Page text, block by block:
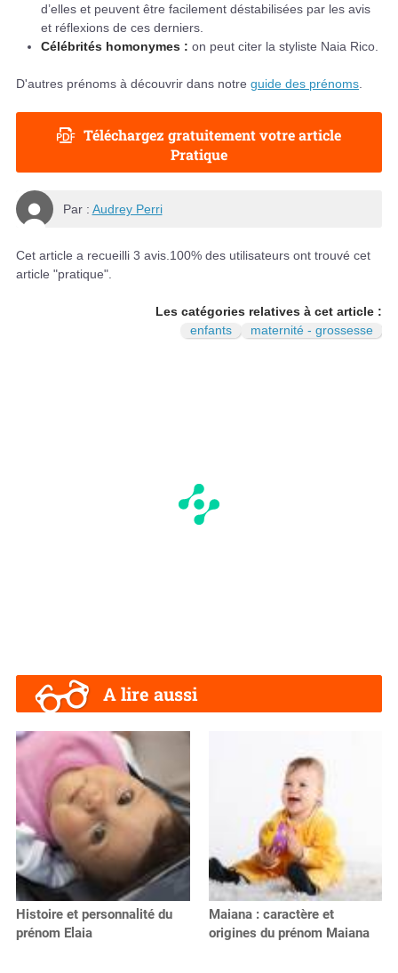
d’elles et peuvent être facilement déstabilisées par les avis
et réflexions de ces derniers.
Célébrités homonymes : on peut citer la styliste Naia Rico.
D'autres prénoms à découvrir dans notre guide des prénoms
Téléchargez gratuitement votre article
Pratique
Par : Audrey Perri
Cet article a recueilli 3 avis. 100% des utilisateurs ont trouvé cet
article "pratique".
Les catégories relatives à cet article :
enfants
maternité - grossesse
A lire aussi
Histoire et personnalité du
prénom Elaia
Maiana : caractère et
origines du prénom Maiana